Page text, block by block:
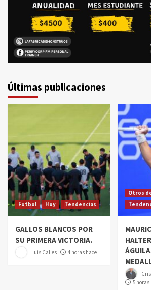
Últimas publicaciones
Futbol Hoy Tendencias
GALLOS BLANCOS POR
SU PRIMERA VICTORIA.
Luis Calles 4 horas hace
Otros
5 horas